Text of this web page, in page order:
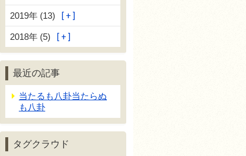
2019年 (13)
2018年 (5)
最近の記事
当たるも八卦当たらぬ
も八卦
タグクラウド